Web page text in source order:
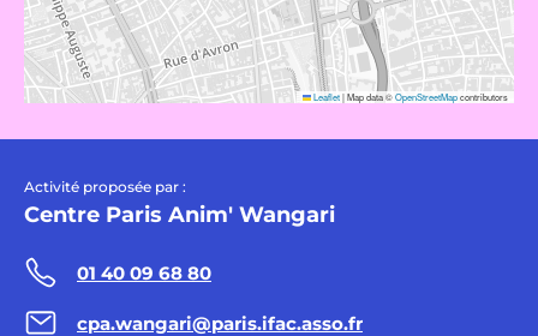
Leaflet|Map data ©OpenStreetMapcontributors
Activité proposée par :
Centre Paris Anim' Wangari
01 40 09 68 80
cpa.wangari@paris.ifac.asso.fr